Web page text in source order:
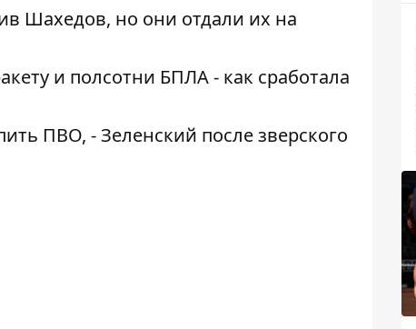
Шахедов, но они отдали их на
и полсотни БПЛА - как сработала
ПВО, - Зеленский после зверского